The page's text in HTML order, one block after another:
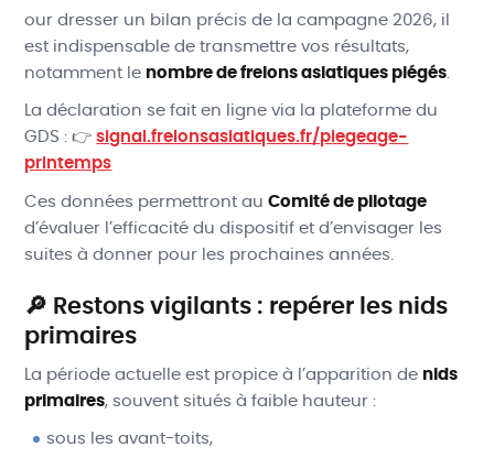
our dresser un bilan précis de la campagne 2026, il
est indispensable de transmettre vos résultats,
notamment le nombre de frelons asiatiques piégés
La déclaration se fait en ligne via la plateforme du
GDS : 👉signal.frelonsasiatiques.fr/piegeage-
printemps
Ces données permettront auComité de pilotage
d’évaluer l’efficacité du dispositif et d’envisager les
suites à donner pour les prochaines années.
🔎 Restons vigilants : repérer les nids
primaires
La période actuelle est propice à l’apparition de nids
primaires, souvent situés à faible hauteur :
sous les avant-toits,